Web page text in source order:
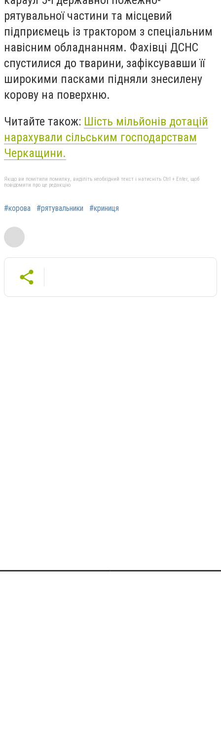
рятувальної частини та місцевий
підприємець із трактором з спеціальним
навісним обладнанням. Фахівці ДСНС
спустилися до тварини, зафіксувавши її
широкими пасками підняли знесилену
корову на поверхню.
Читайте також: Шість мільйонів дотацій
нарахували сільським господарствам
Черкащини.
Якщо ви помітили помилку, виділіть необхідний текст і натисніть Ctrl + Enter, щоб
повідомити про це редакцію
#корова #рятувальники #криниця